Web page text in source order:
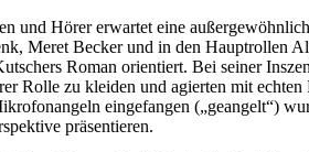
und Hörer erwartet eine
Meret Becker und in den Hauptrollen
Roman orientiert. Bei seiner
Rolle zu kleiden und agierten mit
eingefangen („geangelt“)
präsentieren.